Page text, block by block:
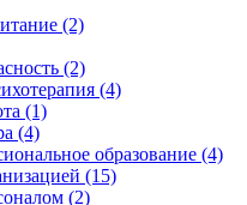
(2)
(2)
(4)
(1)
(4)
образование (4)
(15)
(2)